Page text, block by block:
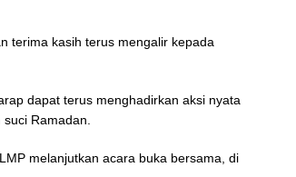
terima kasih terus mengalir kepada
dapat terus menghadirkan aksi nyata
Ramadan.
melanjutkan acara buka bersama, di